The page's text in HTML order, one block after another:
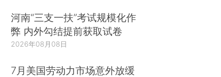
河南“三支一扶”考试规模化作
弊 内外勾结提前获取试卷
2026年08月08日
7月美国劳动力市场意外放缓